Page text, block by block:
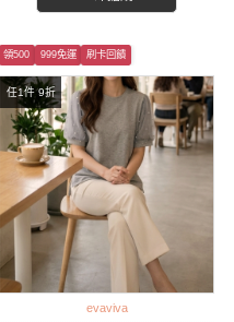
任1件 9折
領500 999免運 刷卡回饋
evaviva